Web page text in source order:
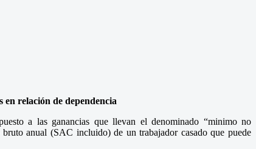
en relación de dependencia
a las ganancias que llevan el denominado “minimo no
anual (SAC incluido) de un trabajador casado que puede